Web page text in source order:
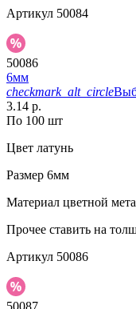
Артикул 50084
50086
6мм
checkmark_alt_circle
3.14 р.
По 100 шт
Цвет латунь
Размер 6мм
Материал цветной
Прочее ставить на
Артикул 50086